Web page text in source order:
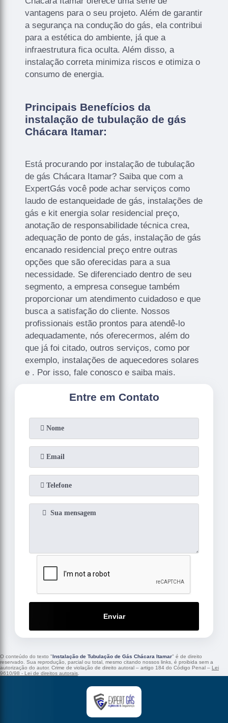
vantagens para o seu projeto. Além de garantir
a segurança na condução do gás, ela contribui
para a estética do ambiente, já que a
infraestrutura fica oculta. Além disso, a
instalação correta minimiza riscos e otimiza o
consumo de energia.
Principais Benefícios da
instalação de tubulação de gás
Chácara Itamar:
Está procurando por instalação de tubulação
de gás Chácara Itamar? Saiba que com a
ExpertGás você pode achar serviços como
laudo de estanqueidade de gás, instalações de
gás e kit energia solar residencial preço,
anotação de responsabilidade técnica crea,
adequação de ponto de gás, instalação de gás
encanado residencial preço entre outras
opções que são oferecidas para a sua
necessidade. Se diferenciado dentro de seu
segmento, a empresa consegue também
proporcionar um atendimento cuidadoso e que
busca a satisfação do cliente. Nossos
profissionais estão prontos para atendê-lo
adequadamente, nós oferecermos, além do
que já foi citado, outros serviços, como por
exemplo, instalações de aquecedores solares
e . Por isso, fale conosco e saiba mais.
Entre em Contato
Enviar
O conteúdo do texto "Instalação de Tubulação de Gás Chácara Itamar" é de direito
reservado. Sua reprodução, parcial ou total, mesmo citando nossos links, é proibida sem a
autorização do autor. Crime de violação de direito autoral – artigo 184 do Código Penal – Lei
9610/98 - Lei de direitos autorais